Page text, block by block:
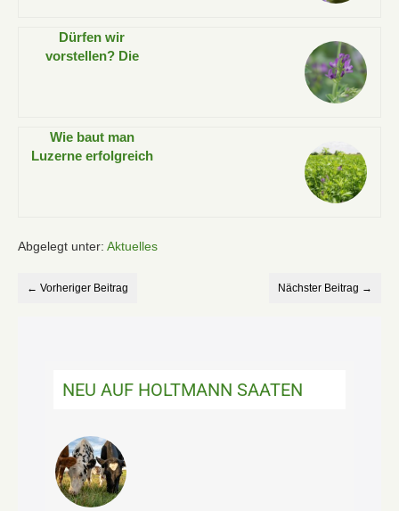
Dürfen wir
vorstellen? Die
Wie baut man
Luzerne erfolgreich
Abgelegt unter: Aktuelles
← Vorheriger Beitrag Nächster Beitrag →
NEU AUF HOLTMANN SAATEN